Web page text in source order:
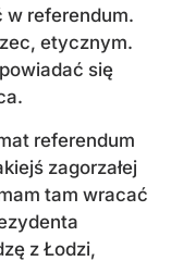
w referendum.
etycznym.
się
referendum
zagorzałej
tam wracać
z Łodzi,